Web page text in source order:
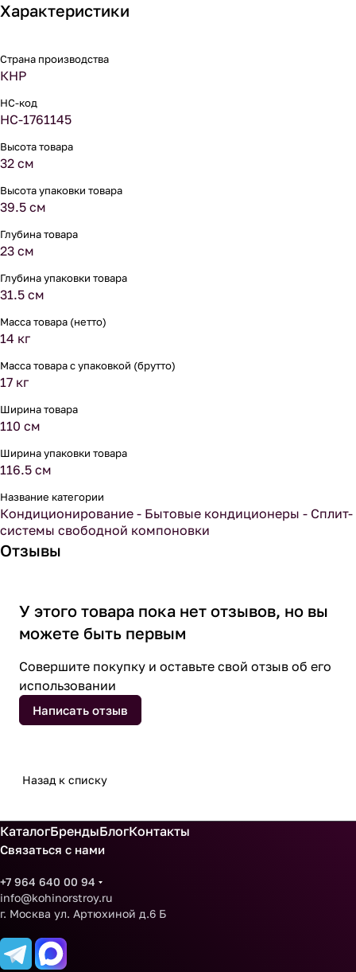
Характеристики
Страна производства
КНР
НС-код
НС-1761145
Высота товара
32 см
Высота упаковки товара
39.5 см
Глубина товара
23 см
Глубина упаковки товара
31.5 см
Масса товара (нетто)
14 кг
Масса товара с упаковкой (брутто)
17 кг
Ширина товара
110 см
Ширина упаковки товара
116.5 см
Название категории
Кондиционирование - Бытовые кондиционеры - Сплит-
системы свободной компоновки
Отзывы
У этого товара пока нет отзывов, но вы
можете быть первым
Совершите покупку и оставьте свой отзыв об его
использовании
Написать отзыв
Назад к списку
КаталогБрендыБлогКонтакты
Связаться с нами
+7 964 640 00 94
info@kohinorstroy.ru
г. Москва ул. Артюхиной д.6 Б